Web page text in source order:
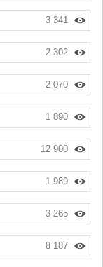
3 341
2 302
2 070
1 890
12 900
1 989
3 265
8 187